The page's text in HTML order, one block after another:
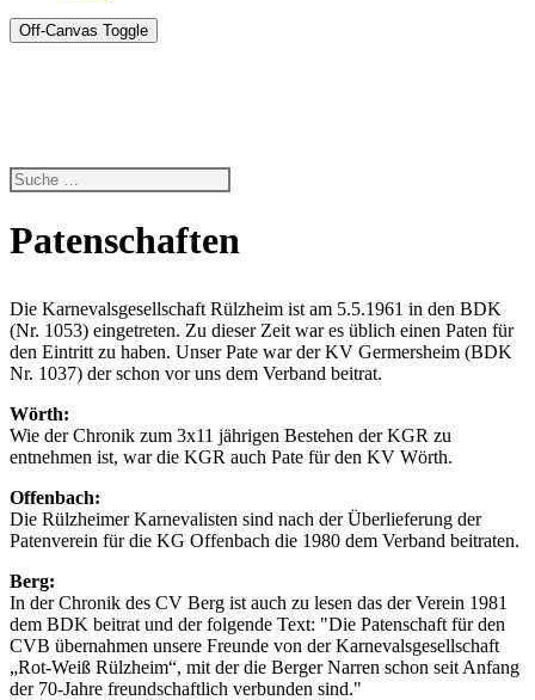
Off-Canvas Toggle
Patenschaften
Die Karnevalsgesellschaft Rülzheim ist am 5.5.1961 in den BDK
(Nr. 1053) eingetreten. Zu dieser Zeit war es üblich einen Paten für
den Eintritt zu haben. Unser Pate war der KV Germersheim (BDK
Nr. 1037) der schon vor uns dem Verband beitrat.
Wörth:
Wie der Chronik zum 3x11 jährigen Bestehen der KGR zu
entnehmen ist, war die KGR auch Pate für den KV Wörth.
Offenbach:
Die Rülzheimer Karnevalisten sind nach der Überlieferung der
Patenverein für die KG Offenbach die 1980 dem Verband beitraten.
Berg:
In der Chronik des CV Berg ist auch zu lesen das der Verein 1981
dem BDK beitrat und der folgende Text: "Die Patenschaft für den
CVB übernahmen unsere Freunde von der Karnevalsgesellschaft
„Rot-Weiß Rülzheim“, mit der die Berger Narren schon seit Anfang
der 70-Jahre freundschaftlich verbunden sind."